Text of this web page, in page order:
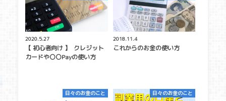
2020.5.27
【 初心者向け 】 クレジット
カードや〇〇Payの使い方
2018.11.4
これからのお金の使い方
日々のお金のこと 日々のお金のこと